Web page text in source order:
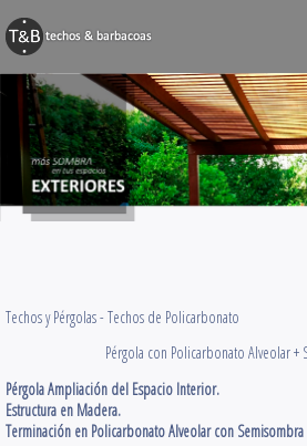
Techos y Pérgolas - Techos de Policarbonato
Pérgola con Policarbonato Alveolar +
Pérgola Ampliación del Espacio Interior.
Estructura en Madera.
Terminación en Policarbonato Alveolar con Semisombra